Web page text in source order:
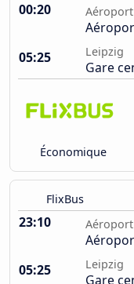
00:20
05:25
Leipzig
Gare
Économique
FlixBus
23:10
05:25
Leipzig
Gare